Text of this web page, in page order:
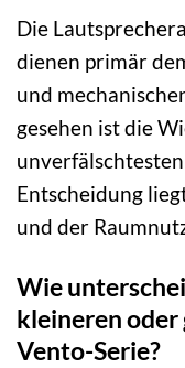
Die
dienen primär
und
gesehen ist die
Entscheidung
und der
Wie
kleineren
Vento-Serie?